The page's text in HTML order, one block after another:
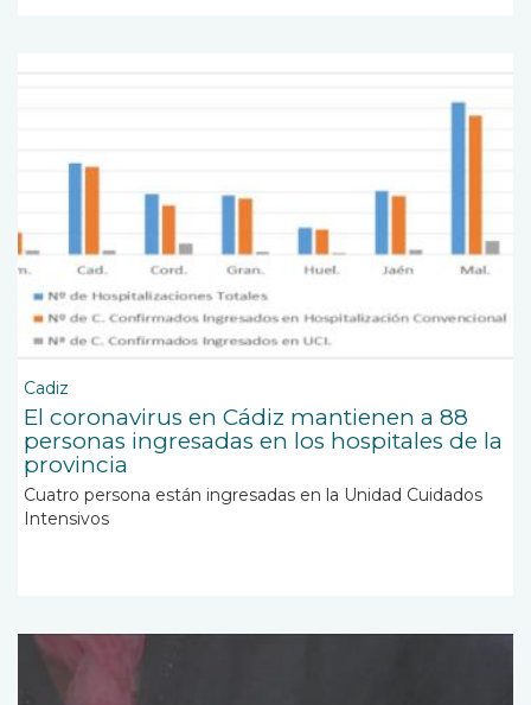
Cadiz
El coronavirus en Cádiz mantienen a 88
personas ingresadas en los hospitales de la
provincia
Cuatro persona están ingresadas en la Unidad Cuidados
Intensivos